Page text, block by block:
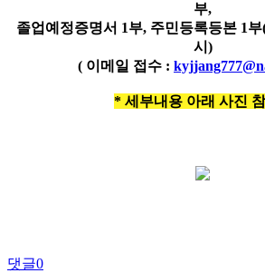
부,
졸업예정증명서 1부, 주민등록등본 1
시)
( 이메일 접수 :
* 세부내용 아래 사진
댓글0